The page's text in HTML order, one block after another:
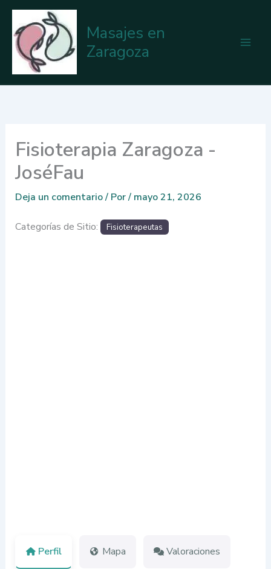
contenido
Masajes en
Zaragoza
Fisioterapia Zaragoza -
JoséFau
Deja un comentario/ Por/ mayo 21, 2026
Categorías de Sitio: Fisioterapeutas
Perfil Mapa Valoraciones